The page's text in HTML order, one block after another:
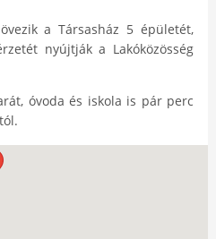
a Társasház 5 épületét,
nyújtják a Lakóközösség
óvoda és iskola is pár perc